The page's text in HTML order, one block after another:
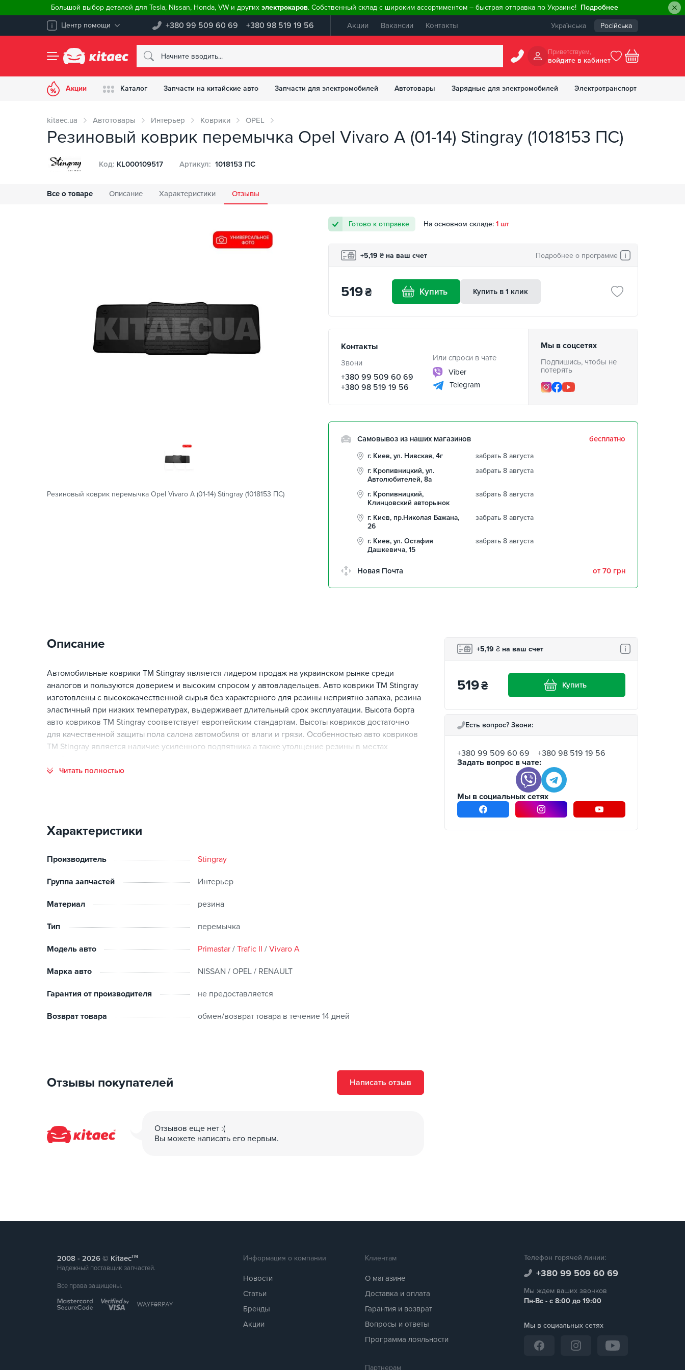
Большой выбор деталей для Tesla, Nissan, Honda, VW и других электрокаров. Собственный склад с широким ассортиментом – быстрая отправка по Украине! Подробнее
Центр помощи +380 99 509 60 69 +380 98 519 19 56 Акции Вакансии Контакты Українська Російська
Приветствуем,
войдите в кабинет
Акции Каталог Запчасти на китайские авто Запчасти для электромобилей Автотовары Зарядные для электромобилей Электротранспорт
kitaec.ua Автотовары Интерьер Коврики OPEL
Резиновый коврик перемычка Opel Vivaro A (01-14) Stingray (1018153 ПС)
Все о товаре Описание Характеристики Отзывы
Код: KL000109517 Артикул: 1018153 ПС
Резиновый коврик перемычка Opel Vivaro A (01-14) Stingray (1018153 ПС)
Готово к отправке На основном складе: 1 шт
+5,19 ₴ на ваш счет Подробнее о программе
519₴ Купить Купить в 1 клик
Контакты
Звони
+380 99 509 60 69
+380 98 519 19 56
Или спроси в чате
Viber
Telegram
Мы в соцсетях
Подпишись, чтобы не
потерять
Самовывоз из наших магазинов бесплатно
г. Киев, ул. Нивская, 4г
забрать 8 августа
г. Кропивницкий, ул.
Автолюбителей, 8а
забрать 8 августа
г. Кропивницкий,
Клинцовский авторынок
забрать 8 августа
г. Киев, пр.Николая Бажана,
26
забрать 8 августа
г. Киев, ул. Остафия
Дашкевича, 15
забрать 8 августа
Новая Почта от 70 грн
Описание
Автомобильные коврики TM Stingray является лидером продаж на украинском рынке среди
аналогов и пользуются доверием и высоким спросом у автовладельцев. Авто коврики ТМ Stingray
изготовлены с высококачественной сырья без характерного для резины неприятно запаха, резина
эластичный при низких температурах, выдерживает длительный срок эксплуатации. Высота борта
авто ковриков ТМ Stingray соответствует европейским стандартам. Высоты ковриков достаточно
для качественной защиты пола салона автомобиля от влаги и грязи. Особенностью авто ковриков
ТМ Stingray является наличие усиленного подпятника а также утолщение резины в местах
Влитые резиновые или оригинальные пластиковые клипсы надежно фиксируют коврики в салоне
Размеры авто ковриков ТМ Stingray, идеально повторяют форму кузова автомобиля, что позволяет
Удобство в использовании.
Читать полностью
Характеристики
Производитель Stingray
Группа запчастей Интерьер
Материал резина
Тип перемычка
Модель авто Primastar / Trafic II / Vivaro A
Марка авто NISSAN / OPEL / RENAULT
Гарантия от производителя не предоставляется
Возврат товара обмен/возврат товара в течение 14 дней
Отзывы покупателей Написать отзыв
Отзывов еще нет :(
Вы можете написать его первым.
+5,19 ₴ на ваш счет
519₴ Купить
Есть вопрос? Звони:
+380 99 509 60 69
+380 98 519 19 56
Задать вопрос в чате:
Мы в социальных сетях
Информация о компании
Новости
Статьи
Бренды
Акции
Клиентам
О магазине
Доставка и оплата
Гарантия и возврат
Вопросы и ответы
Программа лояльности
Партнерам
Телефон горячей линии:
+380 99 509 60 69
Мы ждем ваших звонков
Пн-Вс - с 8:00 до 19:00
Мы в социальных сетях
2008 - © Kitaecтм
Надежный поставщик запчастей.
Все права защищены.